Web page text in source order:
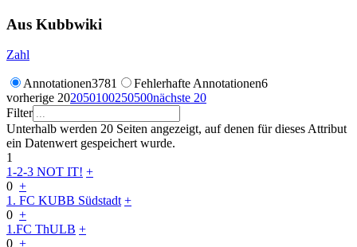
Aus Kubbwiki
Zahl
Annotationen3781 Fehlerhafte Annotationen6
vorherige 202050100250500nächste 20
Filter
Unterhalb werden 20 Seiten angezeigt, auf denen für dieses Attribut
ein Datenwert gespeichert wurde.
1
1-2-3 NOT IT! +
0 +
1. FC KUBB Südstadt +
0 +
1.FC ThULB +
0 +